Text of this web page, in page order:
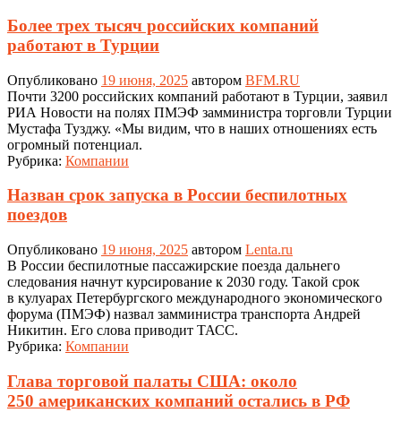
Более трех тысяч российских компаний
работают в Турции
Опубликовано 19 июня, 2025 автором BFM.RU
Почти 3200 российских компаний работают в Турции, заявил
РИА Новости на полях ПМЭФ замминистра торговли Турции
Мустафа Тузджу. «Мы видим, что в наших отношениях есть
огромный потенциал.
Рубрика: Компании
Назван срок запуска в России беспилотных
поездов
Опубликовано 19 июня, 2025 автором Lenta.ru
В России беспилотные пассажирские поезда дальнего
следования начнут курсирование к 2030 году. Такой срок
в кулуарах Петербургского международного экономического
форума (ПМЭФ) назвал замминистра транспорта Андрей
Никитин. Его слова приводит ТАСС.
Рубрика: Компании
Глава торговой палаты США: около
250 американских компаний остались в РФ